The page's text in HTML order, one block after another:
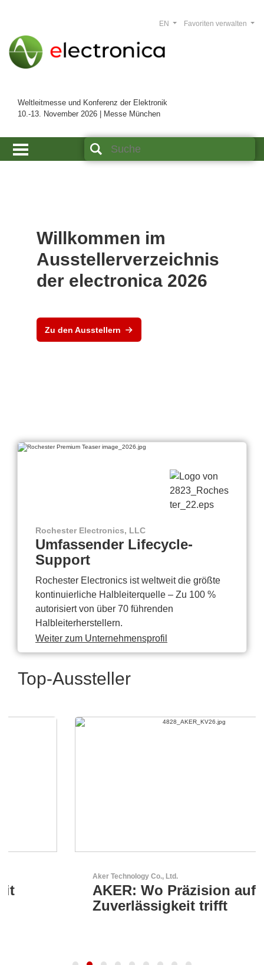
Weltleitmesse und Konferenz der Elektronik
10.-13. November 2026 | Messe München
Favoriten verwalten
EN
Willkommen im
Ausstellerverzeichnis
der electronica 2026
Zu den Ausstellern
Rochester Electronics, LLC
Umfassender Lifecycle-
Support
Rochester Electronics ist weltweit die größte
kontinuierliche Halbleiterquelle – Zu 100 %
autorisiert von über 70 führenden
Halbleiterherstellern.
Weiter zum Unternehmensprofil
Top-Aussteller
Aker Technology Co., Ltd.
AKER: Wo Präzision auf
Zuverlässigkeit trifft